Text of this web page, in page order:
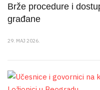
Brže procedure i
građane
29. MAJ 2026.